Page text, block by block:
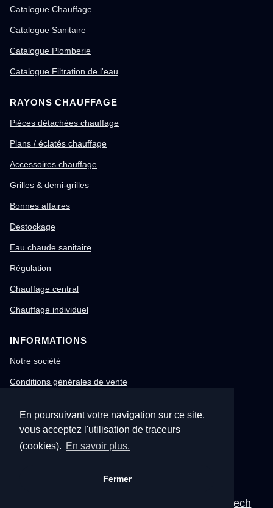
En poursuivant votre navigation sur ce site,
vous acceptez l'utilisation de traceurs
(cookies). En savoir plus.
Fermer
Catalogue Chauffage
Catalogue Sanitaire
Catalogue Plomberie
Catalogue Filtration de l'eau
RAYONS CHAUFFAGE
Pièces détachées chauffage
Plans / éclatés chauffage
Accessoires chauffage
Grilles & demi-grilles
Bonnes affaires
Destockage
Eau chaude sanitaire
Régulation
Chauffage central
Chauffage individuel
INFORMATIONS
Notre société
Conditions générales de vente
Gestion des cookies
Confidentialité & RGPD
Site corporate Nitech